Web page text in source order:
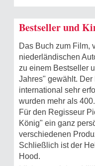
Bestseller und
Das Buch zum Film,
niederländischen
zu einem Bestseller
Jahres" gewählt. Der
international sehr
wurden mehr als
Für den Regisseur
König" ein ganz
verschiedenen
Schließlich ist der
Hood.